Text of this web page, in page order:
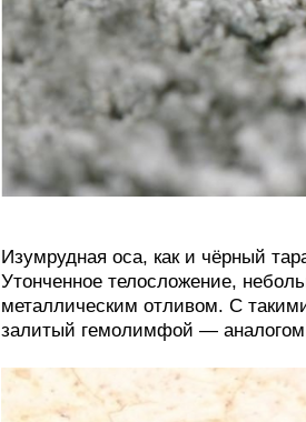
Изумрудная оса, как и чёрный
Утонченное телосложение,
металлическим отливом. С
залитый гемолимфой — аналогом